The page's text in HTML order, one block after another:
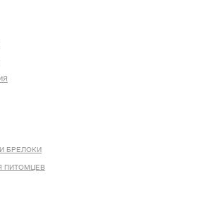
БРЕЛОКИ
ПИТОМЦЕВ